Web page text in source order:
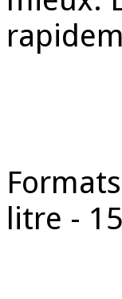
litre -